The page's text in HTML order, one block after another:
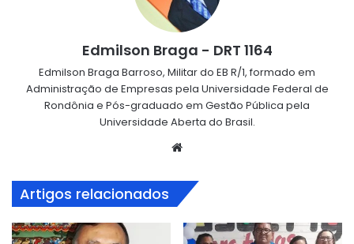
Edmilson Braga - DRT 1164
Edmilson Braga Barroso, Militar do EB R/1, formado em
Administração de Empresas pela Universidade Federal de
Rondônia e Pós-graduado em Gestão Pública pela
Universidade Aberta do Brasil.
Artigos relacionados